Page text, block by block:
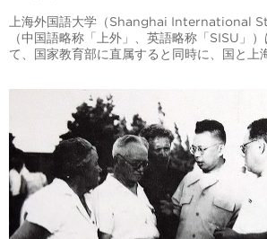
上海外国語大学（Shanghai International
（中国語略称「上外」、英語略称「SISU」
て、国家教育部に直属すると同時に、国と上
重点大学）」にも選ばれています。本学は「
に、中外の学に通ず」という校訓を掲げ、長
て、ハイレベルの国際的外国語人材を育成す
特色のある高水準大学として、国内外で広く